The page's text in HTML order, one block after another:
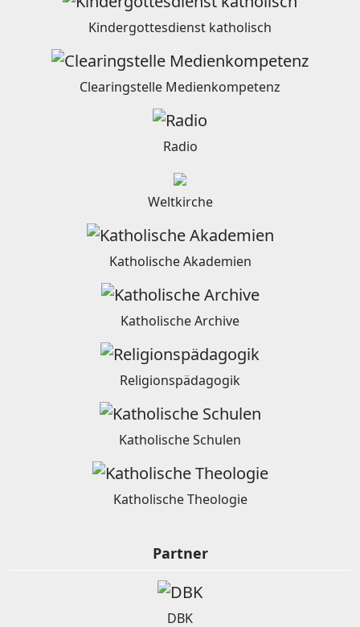
Kindergottesdienst katholisch
Clearingstelle Medienkompetenz
Radio
Weltkirche
Katholische Akademien
Katholische Archive
Religionspädagogik
Katholische Schulen
Katholische Theologie
Partner
DBK